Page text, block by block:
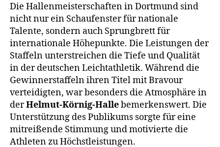
Die Hallenmeisterschaften in Dortmund sind
nicht nur ein Schaufenster für nationale
Talente, sondern auch Sprungbrett für
internationale Höhepunkte. Die Leistungen der
Staffeln unterstreichen die Tiefe und Qualität
in der deutschen Leichtathletik. Während die
Gewinnerstaffeln ihren Titel mit Bravour
verteidigten, war besonders die Atmosphäre in
derHelmut-Körnig-Hallebemerkenswert. Die
Unterstützung des Publikums sorgte für eine
mitreißende Stimmung und motivierte die
Athleten zu Höchstleistungen.